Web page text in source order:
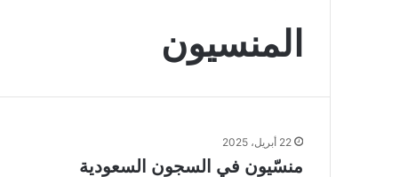
المنسيون
22 أبريل، 2025
منسّيون في السجون السعودية